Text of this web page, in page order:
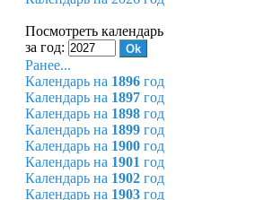
Посмотреть календарь
за год:
Ранее...
Календарь на 1896 год
Календарь на 1897 год
Календарь на 1898 год
Календарь на 1899 год
Календарь на 1900 год
Календарь на 1901 год
Календарь на 1902 год
Календарь на 1903 год